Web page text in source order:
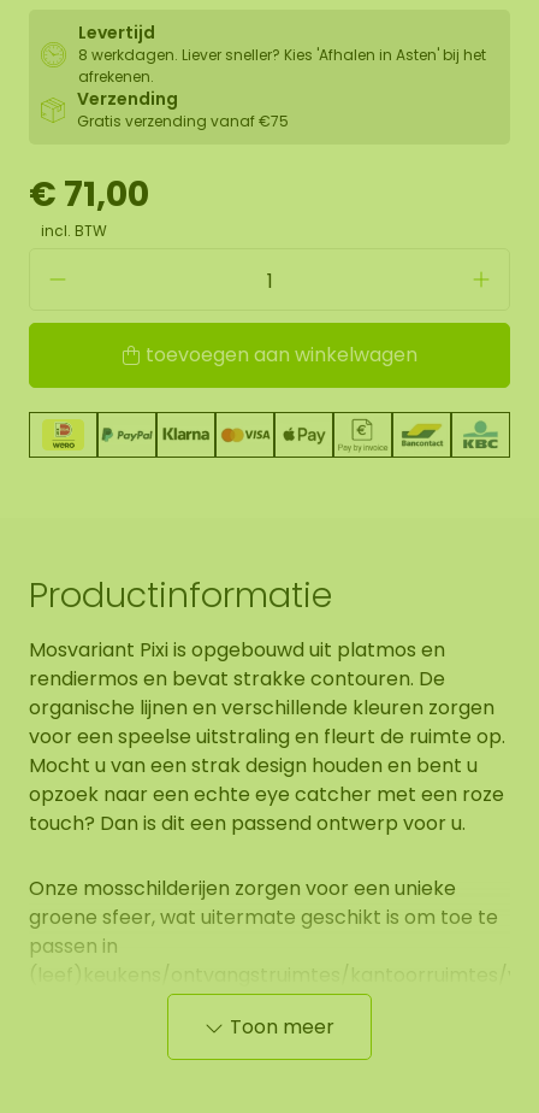
Levertijd
8 werkdagen. Liever sneller? Kies 'Afhalen in Asten' bij het
afrekenen.
Verzending
Gratis verzending vanaf €75
€ 71,00
incl. BTW
toevoegen aan winkelwagen
Productinformatie
Mosvariant Pixi is opgebouwd uit platmos en
rendiermos en bevat strakke contouren. De
organische lijnen en verschillende kleuren zorgen
voor een speelse uitstraling en fleurt de ruimte op.
Mocht u van een strak design houden en bent u
opzoek naar een echte eye catcher met een roze
touch? Dan is dit een passend ontwerp voor u.
Onze mosschilderijen zorgen voor een unieke
groene sfeer, wat uitermate geschikt is om toe te
passen in
(leef)keukens/ontvangstruimtes/kantoorruimtes/
of boven de bank bij u thuis.
Toon meer